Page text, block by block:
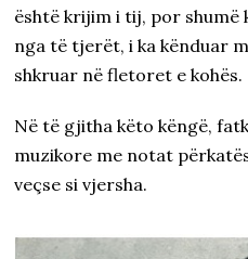
është krijim i tij, por shumë
nga të tjerët, i ka kënduar
shkruar në fletoret e kohës.
Në të gjitha këto këngë,
muzikore me notat
veçse si vjersha.